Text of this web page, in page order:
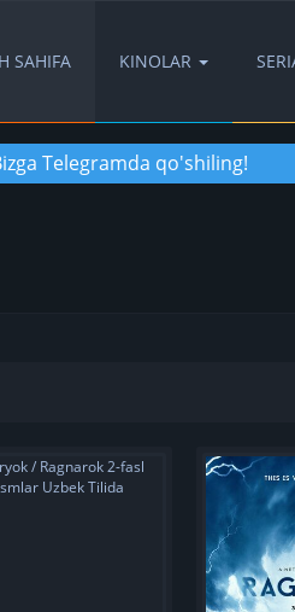
SAHIFA KINOLAR
Telegramda qo'shiling!